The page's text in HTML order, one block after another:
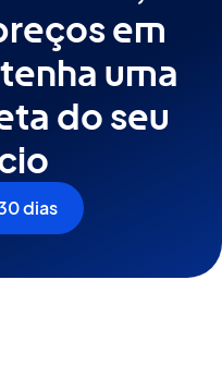
em
uma
do seu
dias